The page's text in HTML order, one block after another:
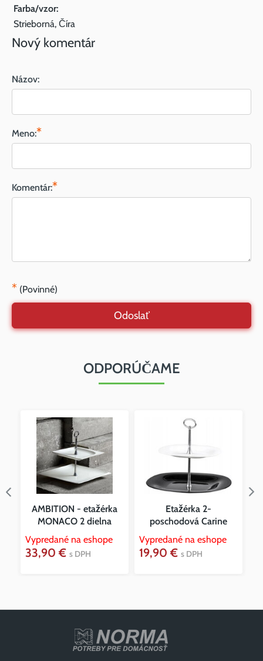
Farba/vzor:
Strieborná, Číra
Nový komentár
Názov:
Meno:*
Komentár:*
* (Povinné)
Odoslať
ODPORÚČAME
AMBITION - etažérka
MONACO 2 dielna
Vypredané na eshope
33,90 € s DPH
Etažérka 2-
poschodová Carine
Vypredané na eshope
19,90 € s DPH